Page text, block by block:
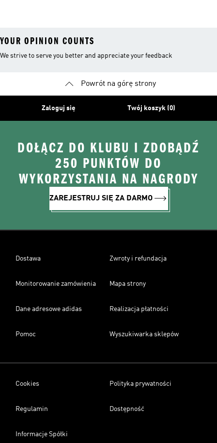
YOUR OPINION COUNTS
We strive to serve you better and appreciate your feedback
Powrót na górę strony
Zaloguj się Twój koszyk (0)
DOŁĄCZ DO KLUBU I ZDOBĄDŹ
250 PUNKTÓW DO
WYKORZYSTANIA NA NAGRODY
ZAREJESTRUJ SIĘ ZA DARMO
Dostawa Zwroty i refundacja
Monitorowanie zamówienia Mapa strony
Dane adresowe adidas Realizacja płatności
Pomoc Wyszukiwarka sklepów
Cookies Polityka prywatności
Regulamin Dostępność
Informacje Spółki